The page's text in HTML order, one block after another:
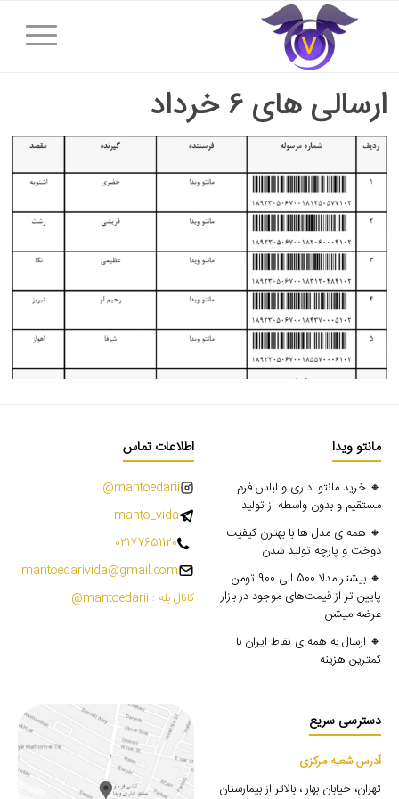
ارسالی های ۶ خرداد
مانتو ویدا
🔸 خرید مانتو اداری و لباس فرم
مستقیم و بدون واسطه از تولید
🔸 همه ی مدل ها با بهترن کیفیت
دوخت و پارچه تولید شدن
🔸 بیشتر مدلا 500 الی 900 تومن
پایین تر از قیمت‌های موجود در بازار
عرضه میشن
🔸 ارسال به همه ی نقاط ایران با
کمترین هزینه
اطلاعات تماس
mantoedarii@
manto_vida
02177651120
mantoedarivida@gmail.com
کانال بله : mantoedarii@
دسترسی سریع
آدرس شعبه مرکزی
تهران، خیابان بهار ، بالاتر از بیمارستان